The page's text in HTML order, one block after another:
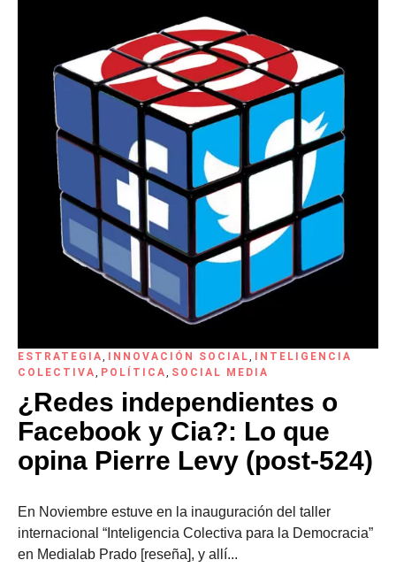
ESTRATEGIA, INNOVACIÓN SOCIAL,
INTELIGENCIA
COLECTIVA, POLÍTICA, SOCIAL MEDIA
¿Redes independientes o
Facebook y Cia?: Lo que
opina Pierre Levy (post-524)
En Noviembre estuve en la inauguración del taller
internacional “Inteligencia Colectiva para la Democracia”
en Medialab Prado [reseña], y allí...